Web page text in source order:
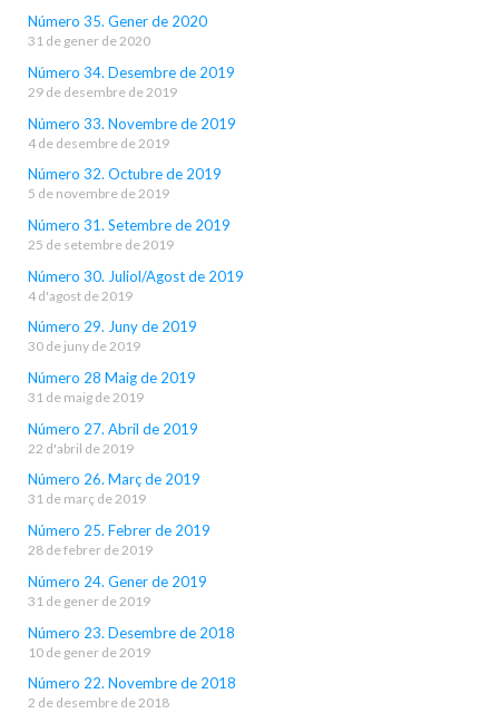
Número 35. Gener de 2020
31 de gener de 2020
Número 34. Desembre de 2019
29 de desembre de 2019
Número 33. Novembre de 2019
4 de desembre de 2019
Número 32. Octubre de 2019
5 de novembre de 2019
Número 31. Setembre de 2019
25 de setembre de 2019
Número 30. Juliol/Agost de 2019
4 d'agost de 2019
Número 29. Juny de 2019
30 de juny de 2019
Número 28 Maig de 2019
31 de maig de 2019
Número 27. Abril de 2019
22 d'abril de 2019
Número 26. Març de 2019
31 de març de 2019
Número 25. Febrer de 2019
28 de febrer de 2019
Número 24. Gener de 2019
31 de gener de 2019
Número 23. Desembre de 2018
10 de gener de 2019
Número 22. Novembre de 2018
2 de desembre de 2018